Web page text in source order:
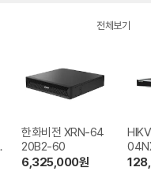
전체보기
한화비전 XRN-64
20B2-60
6,325,000원